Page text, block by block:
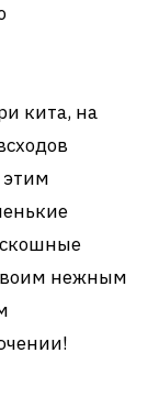
кита, на
этим
нежным